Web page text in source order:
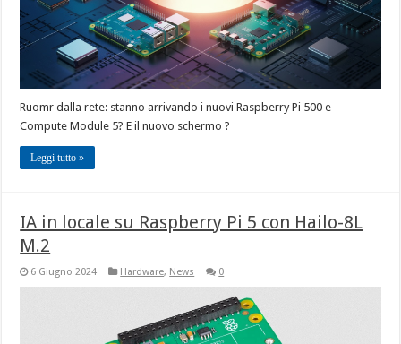
Ruomr dalla rete: stanno arrivando i nuovi Raspberry Pi 500 e
Compute Module 5? E il nuovo schermo ?
Leggi tutto »
IA in locale su Raspberry Pi 5 con Hailo-8L
M.2
6 Giugno 2024 Hardware, News 0